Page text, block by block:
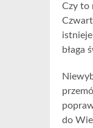
Czy to
błaga
do